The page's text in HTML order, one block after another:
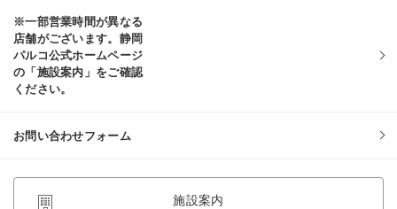
※一部営業時間が異なる
店舗がございます。静岡
パルコ公式ホームページ
の「施設案内」をご確認
ください。
お問い合わせフォーム
施設案内